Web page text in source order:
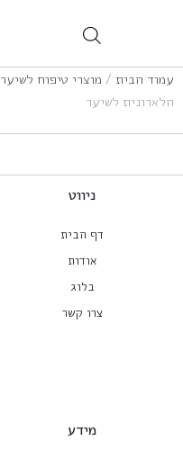
עמוד הבית / מוצרי טיפוח לשיער
הלארונית לשיער
ניווט
דף הבית
אודות
בלוג
צרו קשר
מידע